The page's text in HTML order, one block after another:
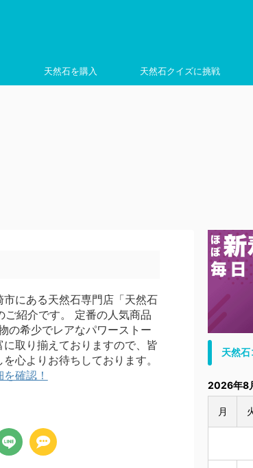
天然石を購入 天然石クイズに挑戦
市にある天然石専門店「天然石
ご紹介です。 定番の人気商品
の希少でレアなパワーストー
に取り揃えておりますので、皆
心よりお待ちしております。
確認！
天然
2026年8
月